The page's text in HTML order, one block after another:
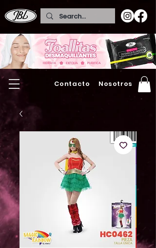
Contacto Nosotros